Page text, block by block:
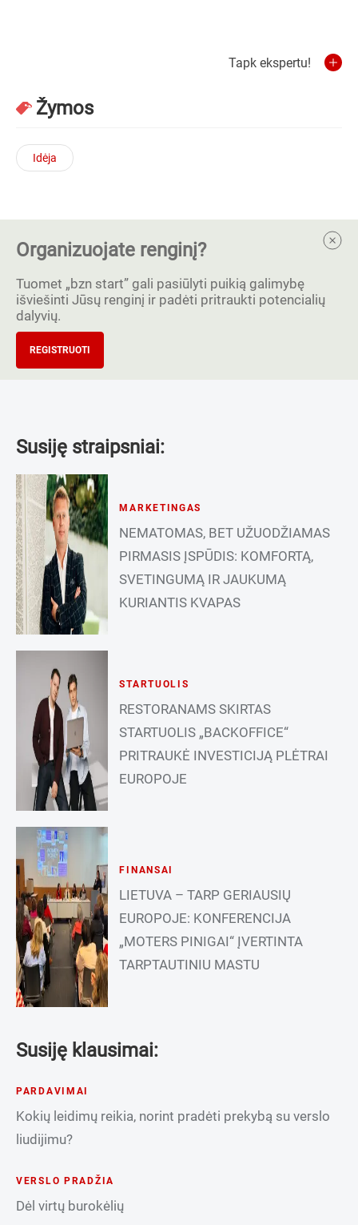
Tapk ekspertu!
Žymos
Idėja
Organizuojate renginį?
Tuomet „bzn start” gali pasiūlyti puikią galimybę
išviešinti Jūsų renginį ir padėti pritraukti potencialių
dalyvių.
REGISTRUOTI
Susiję straipsniai:
MARKETINGAS
NEMATOMAS, BET UŽUODŽIAMAS
PIRMASIS ĮSPŪDIS: KOMFORTĄ,
SVETINGUMĄ IR JAUKUMĄ
KURIANTIS KVAPAS
STARTUOLIS
RESTORANAMS SKIRTAS
STARTUOLIS „BACKOFFICE“
PRITRAUKĖ INVESTICIJĄ PLĖTRAI
EUROPOJE
FINANSAI
LIETUVA – TARP GERIAUSIŲ
EUROPOJE: KONFERENCIJA
„MOTERS PINIGAI“ ĮVERTINTA
TARPTAUTINIU MASTU
Susiję klausimai:
PARDAVIMAI
Kokių leidimų reikia, norint pradėti prekybą su verslo
liudijimu?
VERSLO PRADŽIA
Dėl virtų burokėlių